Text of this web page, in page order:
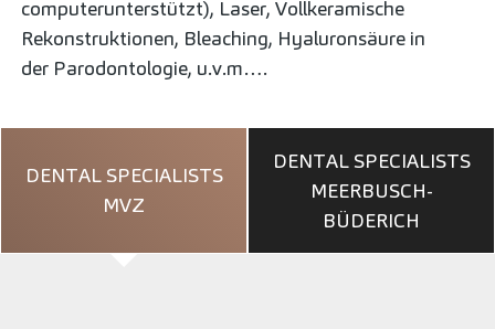
computerunterstützt), Laser, Vollkeramische
Rekonstruktionen, Bleaching, Hyaluronsäure in
der Parodontologie, u.v.m….
DENTAL SPECIALISTS
MVZ
DENTAL SPECIALISTS
MEERBUSCH-
BÜDERICH